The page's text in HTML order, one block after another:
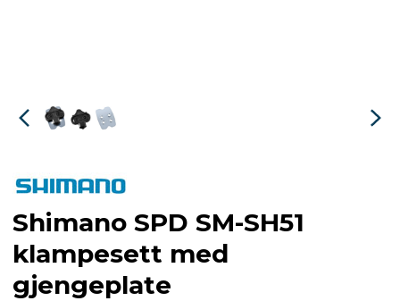
Shimano SPD SM-SH51
klampesett med
gjengeplate